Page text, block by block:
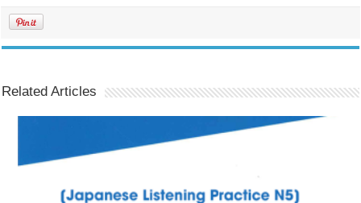
Related Articles